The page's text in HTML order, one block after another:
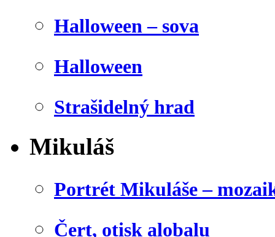
Halloween – sova
Halloween
Strašidelný hrad
Mikuláš
Portrét Mikuláše –
Čert, otisk alobalu